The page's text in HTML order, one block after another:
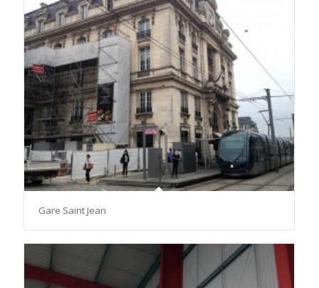
Gare Saint Jean